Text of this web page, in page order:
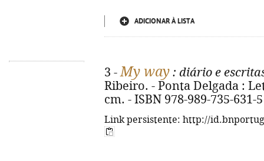
ADICIONAR À LISTA
3 -My way : diário e
Ribeiro. - Ponta Delgada :
cm. - ISBN 978-989-735-631-5
Link persistente: http://